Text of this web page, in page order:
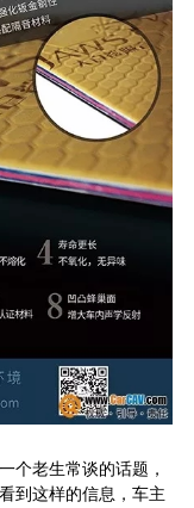
个老生常谈的话题，
到这样的信息，车主